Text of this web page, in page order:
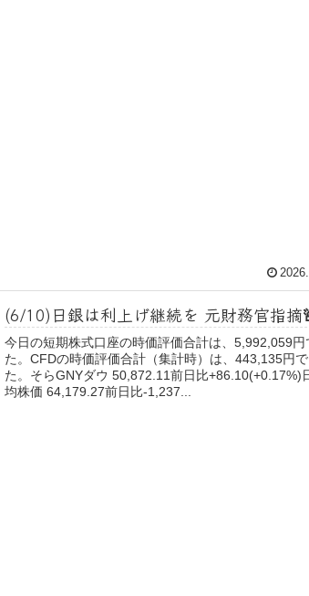
(6/10)日銀は利上げ継続を 元財務官指摘
今日の短期株式口座の時価評価合計は、5,992,059円
た。CFDの時価評価合計（集計時）は、443,135円で
た。そらGNYダウ 50,872.11前日比+86.10(+0.17%)
均株価 64,179.27前日比-1,237...